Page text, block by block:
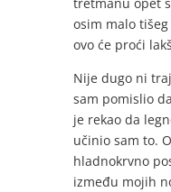
osim malo
ovo će proći
Nije dugo ni
sam pomislio
je rekao da
učinio sam to.
hladnokrvno
između mojih